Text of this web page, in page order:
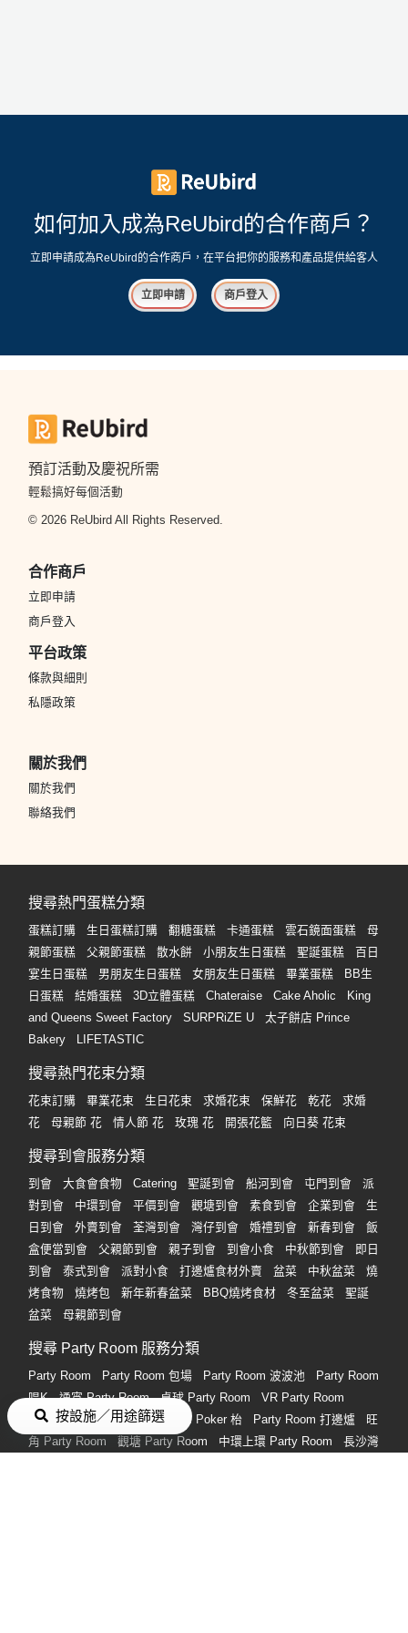
按設施／用途篩選
如何加入成為ReUbird的合作商戶？
立即申請成為ReUbird的合作商戶，在平台把你的服務和產品提供給客人
立即申請 商戶登入
預訂活動及慶祝所需
輕鬆搞好每個活動
© 2026 ReUbird All Rights Reserved.
合作商戶
立即申請
商戶登入
平台政策
條款與細則
私隱政策
關於我們
關於我們
聯絡我們
搜尋熱門蛋糕分類
蛋糕訂購 生日蛋糕訂購 翻糖蛋糕 卡通蛋糕 雲石鏡面蛋糕
母
親節蛋糕
父親節蛋糕 散水餅 小朋友生日蛋糕 聖誕蛋糕
百日
宴生日蛋糕
男朋友生日蛋糕 女朋友生日蛋糕 畢業蛋糕
BB生
日蛋糕
結婚蛋糕 3D立體蛋糕 Chateraise Cake Aholic
King
and Queens Sweet Factory
SURPRiZE U
太子餅店 Prince
Bakery
LIFETASTIC
搜尋熱門花束分類
花束訂購 畢業花束 生日花束 求婚花束 保鮮花 乾花
求婚
花
母親節 花 情人節 花 玫瑰 花 開張花籃 向日葵 花束
搜尋到會服務分類
到會 大食會食物 Catering 聖誕到會 船河到會 屯門到會
派
對到會
中環到會 平價到會 觀塘到會 素食到會 企業到會
生
日到會
外賣到會 荃灣到會 灣仔到會 婚禮到會 新春到會
飯
盒便當到會
父親節到會 親子到會 到會小食 中秋節到會
即日
到會
泰式到會 派對小食 打邊爐食材外賣 盆菜 中秋盆菜
燒
烤食物
燒烤包 新年新春盆菜 BBQ燒烤食材 冬至盆菜
聖誕
盆菜
母親節到會
搜尋 Party Room 服務分類
Party Room Party Room 包場 Party Room 波波池
Party Room
唱K
通宵 Party Room 桌球 Party Room
VR Party Room
Party Room 廚房
Party Room Poker 枱 Party Room 打邊爐
旺
角 Party Room
觀塘 Party Room 中環上環 Party Room
長沙灣